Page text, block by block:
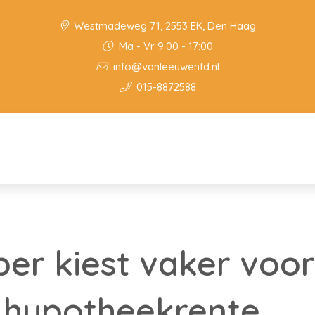
Westmadeweg 71, 2553 EK, Den Haag
Ma - Vr 9:00 - 17:00
info@vanleeuwenfd.nl
015-8872588
kiest vaker voor